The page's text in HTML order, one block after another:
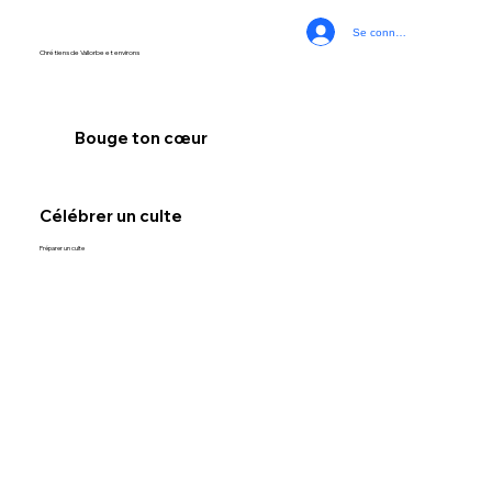
Chrétiens de Vallorbe et environs
Se connecter
Célébrer un culte
Préparer un culte
Bouge ton cœur